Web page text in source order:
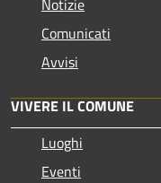
Notizie
Comunicati
Avvisi
VIVERE IL COMUNE
Luoghi
Eventi